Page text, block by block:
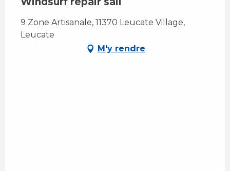
9 Zone Artisanale, 11370 Leucate Village,
Leucate
M'y rendre